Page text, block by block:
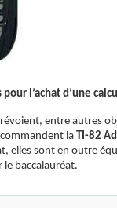
l’achat d’une
entre autres
la
TI-82
elles sont en outre
le baccalauréat.